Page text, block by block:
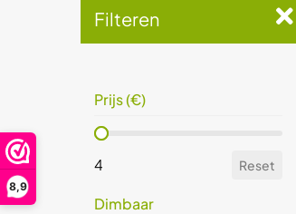
8,9
Dimbaar
Prijs (€)
Filteren
Prijs (€)
Prijs (€)
4 Reset
Dimbaar